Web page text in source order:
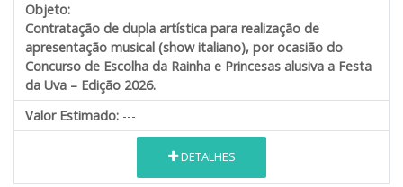
Objeto:
Contratação de dupla artística para realização de
apresentação musical (show italiano), por ocasião do
Concurso de Escolha da Rainha e Princesas alusiva a Festa
da Uva – Edição 2026.
Valor Estimado: ---
DETALHES